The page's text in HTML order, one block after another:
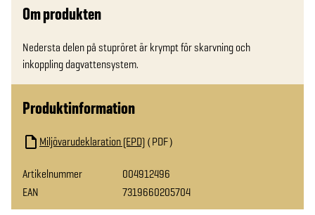
Om produkten
Nedersta delen på stupröret är krympt för skarvning och
inkoppling dagvattensystem.
Produktinformation
Miljövarudeklaration (EPD) PDF
Artikelnummer
004912496
EAN
7319660205704